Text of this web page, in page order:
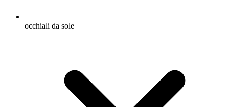
occhiali da sole